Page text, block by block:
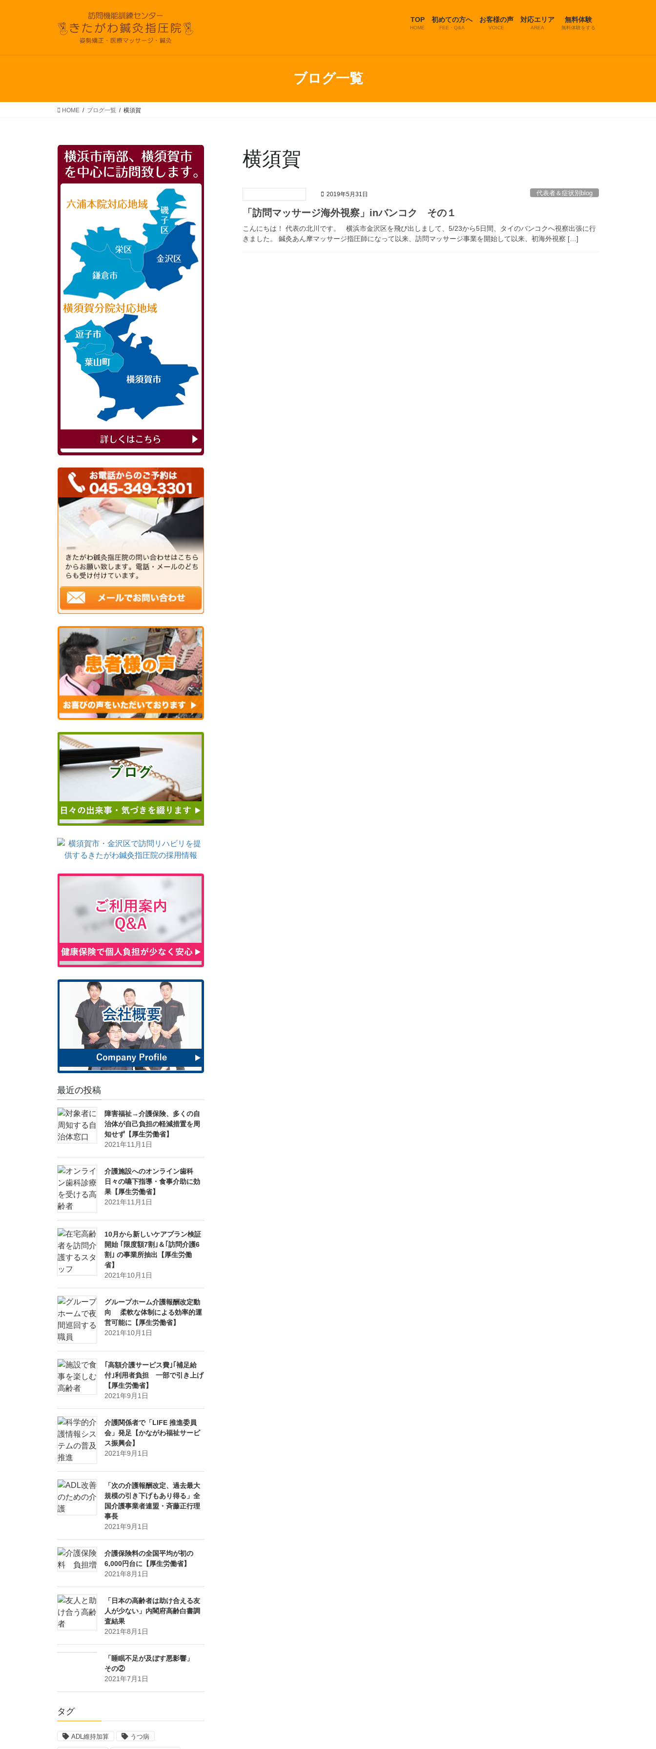
TOP
HOME
初めての方へ
FEE・Q&A
お客様の声
VOICE
対応エリア
AREA
無料体験
無料体験をする
ブログ一覧
HOME ブログ一覧 横須賀
横須賀
2019年5月31日 代表者＆症状別blog
「訪問マッサージ海外視察」inバンコク その１
こんにちは！ 代表の北川です。 横浜市金沢区を飛び出しまして、5/23から5日間、タイのバンコクへ視察出張に行
きました。 鍼灸あん摩マッサージ指圧師になって以来、訪問マッサージ事業を開始して以来、初海外視察 […]
最近の投稿
障害福祉→介護保険、多くの自
治体が自己負担の軽減措置を周
知せず【厚生労働省】
2021年11月1日
介護施設へのオンライン歯科
日々の嚥下指導・食事介助に効
果【厚生労働省】
2021年11月1日
10月から新しいケアプラン検証
開始 ｢限度額7割｣＆｢訪問介護6
割｣ の事業所抽出【厚生労働
省】
2021年10月1日
グループホーム介護報酬改定動
向 柔軟な体制による効率的運
営可能に【厚生労働省】
2021年10月1日
｢高額介護サービス費｣｢補足給
付｣利用者負担 一部で引き上げ
【厚生労働省】
2021年9月1日
介護関係者で「LIFE 推進委員
会」発足【かながわ福祉サービ
ス振興会】
2021年9月1日
「次の介護報酬改定、過去最大
規模の引き下げもあり得る」全
国介護事業者連盟・斉藤正行理
事長
2021年9月1日
介護保険料の全国平均が初の
6,000円台に【厚生労働省】
2021年8月1日
「日本の高齢者は助け合える友
人が少ない」内閣府高齢白書調
査結果
2021年8月1日
「睡眠不足が及ぼす悪影響」
その②
2021年7月1日
タグ
ADL維持加算 うつ病